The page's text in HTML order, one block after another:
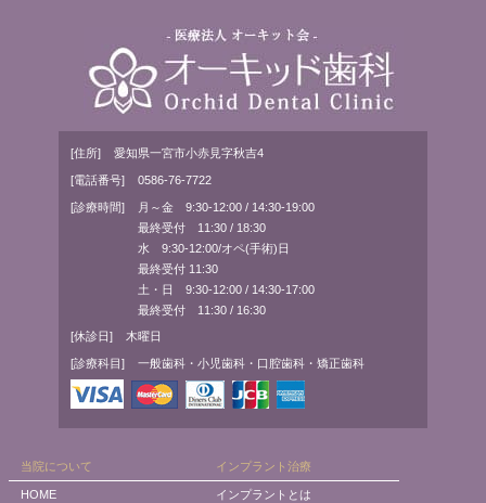
[住所] 愛知県一宮市小赤見字秋吉4
[電話番号] 0586-76-7722
[診療時間]
月～金 9:30-12:00 / 14:30-19:00
最終受付 11:30 / 18:30
水 9:30-12:00/オペ(手術)日
最終受付 11:30
土・日 9:30-12:00 / 14:30-17:00
最終受付 11:30 / 16:30
[休診日] 木曜日
[診療科目] 一般歯科・小児歯科・口腔歯科・矯正歯科
当院について
HOME
インプラント治療
インプラントとは